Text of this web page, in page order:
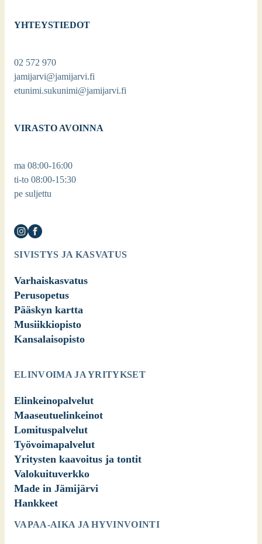
YHTEYSTIEDOT
02 572 970
jamijarvi@jamijarvi.fi
etunimi.sukunimi@jamijarvi.fi
VIRASTO AVOINNA
ma 08:00-16:00
ti-to 08:00-15:30
pe suljettu
SIVISTYS JA KASVATUS
Varhaiskasvatus
Perusopetus
Pääskyn kartta
Musiikkiopisto
Kansalaisopisto
ELINVOIMA JA YRITYKSET
Elinkeinopalvelut
Maaseutuelinkeinot
Lomituspalvelut
Työvoimapalvelut
Yritysten kaavoitus ja tontit
Valokuituverkko
Made in Jämijärvi
Hankkeet
VAPAA-AIKA JA HYVINVOINTI